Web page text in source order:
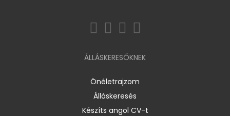
ÁLLÁSKERESŐKNEK
Önéletrajzom
Álláskeresés
Készíts angol CV-t